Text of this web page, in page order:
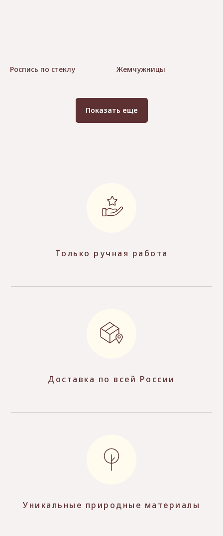
Роспись по стеклу Жемчужницы
Показать еще
Только ручная работа
Доставка по всей России
Уникальные природные материалы